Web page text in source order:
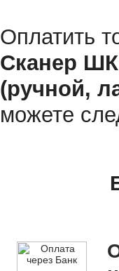
Оплатить
Сканер ШК
(ручной,
можете